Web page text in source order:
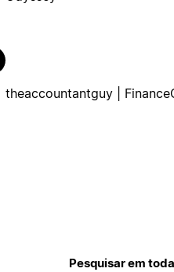
theaccountantguy |
Pesquisar em